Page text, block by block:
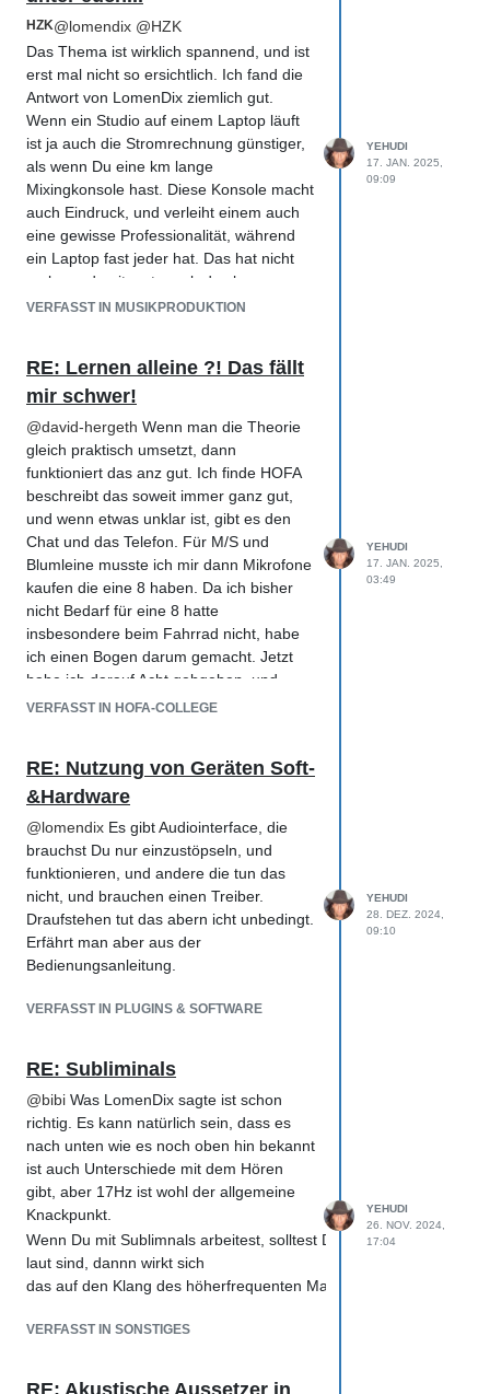
@lomendix @HZK
HZK
Das Thema ist wirklich spannend, und ist
erst mal nicht so ersichtlich. Ich fand die
Antwort von LomenDix ziemlich gut.
Wenn ein Studio auf einem Laptop läuft
ist ja auch die Stromrechnung günstiger,
als wenn Du eine km lange
Mixingkonsole hast. Diese Konsole macht
auch Eindruck, und verleiht einem auch
eine gewisse Professionalität, während
ein Laptop fast jeder hat. Das hat nicht
mal was damit zu tun, ob das besser
klingt.
Dich herum,
die alle keinen Drumraum haben, dann
steigerst Du damit Deinen Marktwert. Das
gleiche wäre, wenn Du ein ganzes
Arsenal an Gitarrenamps anbieten
kannst, die zahlreichen Studios um Dich
herum können zusammen da nicht mal
mithalten.
Auch wenn Du Zertifikate oder
erfolgreiche Produktionen vorweisen kannst
Du Dir davon einen
finanziellen Vorteil von erschaffen.
VERFASST IN MUSIKPRODUKTION
YEHUDI
17. JAN. 2025,
09:09
RE: Lernen alleine ?! Das fällt
mir schwer!
@david-hergeth Wenn man die Theorie
gleich praktisch umsetzt, dann
funktioniert das anz gut. Ich finde HOFA
beschreibt das soweit immer ganz gut,
und wenn etwas unklar ist, gibt es den
Chat und das Telefon. Für M/S und
Blumleine musste ich mir dann Mikrofone
kaufen die eine 8 haben. Da ich bisher
nicht Bedarf für eine 8 hatte
insbesondere beim Fahrrad nicht, habe
ich einen Bogen darum gemacht. Jetzt
habe ich darauf Acht gebgeben, und
nutze auch M/S wo eine Acht benötigt
Alltag entstehen können eingegangen wird. Ich würde dennoch
man den Studioalltag mal mitbekommt.
Es gibt außerdem verschiedene
Herangehensweisen und verschiedene
Stile, dass es auch da noch genug zu
lernen gibt.
VERFASST IN HOFA-COLLEGE
YEHUDI
17. JAN. 2025,
03:49
RE: Nutzung von Geräten Soft-
&Hardware
@lomendix Es gibt Audiointerface, die
brauchst Du nur einzustöpseln, und
funktionieren, und andere die tun das
nicht, und brauchen einen Treiber.
Draufstehen tut das abern icht unbedingt.
Erfährt man aber aus der
Bedienungsanleitung.
VERFASST IN PLUGINS & SOFTWARE
YEHUDI
28. DEZ. 2024,
09:10
RE: Subliminals
@bibi Was LomenDix sagte ist schon
richtig. Es kann natürlich sein, dass es
nach unten wie es noch oben hin bekannt
ist auch Unterschiede mit dem Hören
gibt, aber 17Hz ist wohl der allgemeine
Knackpunkt.
Wenn Du mit Sublimnals arbeitest, solltest Du auch immer einen
laut sind, dannn wirkt sich
das auf den Klang des höherfrequenten Materials aus.
VERFASST IN SONSTIGES
YEHUDI
26. NOV. 2024,
17:04